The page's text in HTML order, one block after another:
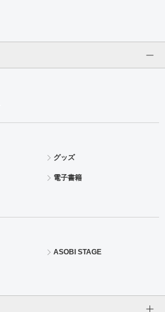
グッズ
電子書籍
ASOBI STAGE